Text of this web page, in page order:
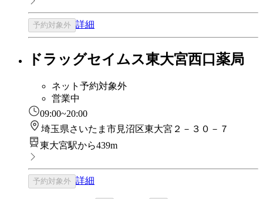
予約対象外 詳細
ドラッグセイムス東大宮西口薬局
ネット予約対象外
営業中
09:00~20:00
埼玉県さいたま市見沼区東大宮２－３０－７
東大宮駅から439m
予約対象外 詳細